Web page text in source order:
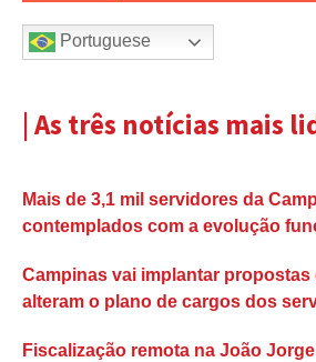
Portuguese
| As três notícias mais
Mais de 3,1 mil servidores da
contemplados com a evolução
Campinas vai implantar propostas
alteram o plano de cargos dos
Fiscalização remota na João